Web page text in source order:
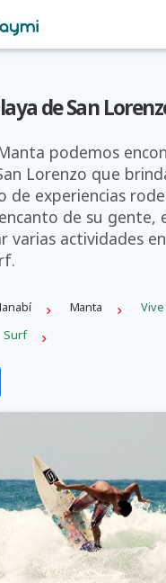
de San
podemos
Lorenzo que
de experiencias
de su gente,
varias actividades
Manta
Vive
Surf